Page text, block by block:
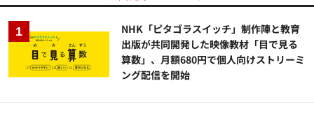
NHK「ピタゴラスイッチ」制作陣と教育
出版が共同開発した映像教材「目で見る
算数」、月額680円で個人向けストリーミ
ング配信を開始